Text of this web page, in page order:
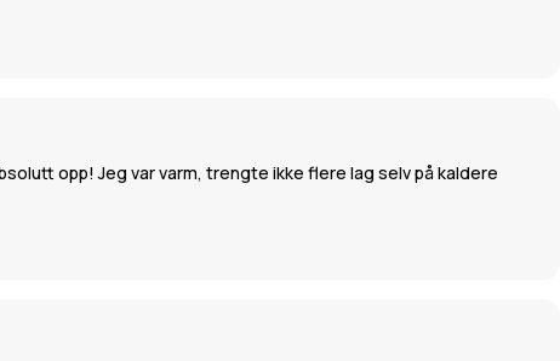
opp! Jeg var varm, trengte ikke flere lag selv på kaldere